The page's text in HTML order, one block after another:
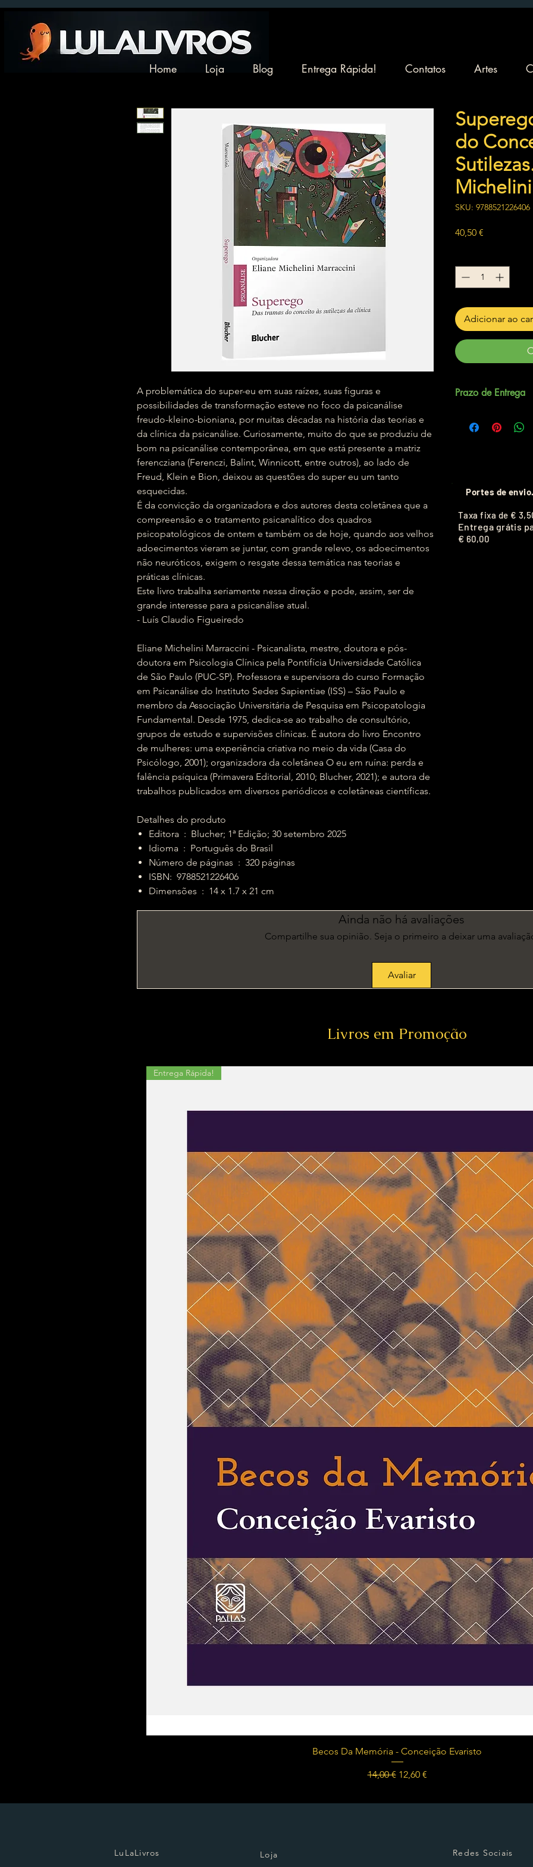
Home Loja Blog Entrega Rápida! Contatos Artes
A problemática do super-eu em suas raízes, suas figuras e
possibilidades de transformação esteve no foco da psicanálise
freudo-kleino-bioniana, por muitas décadas na história das teorias e
da clínica da psicanálise. Curiosamente, muito do que se produziu de
bom na psicanálise contemporânea, em que está presente a matriz
ferencziana (Ferenczi, Balint, Winnicott, entre outros), ao lado de
Freud, Klein e Bion, deixou as questões do super eu um tanto
esquecidas.
É da convicção da organizadora e dos autores desta coletânea que a
compreensão e o tratamento psicanalítico dos quadros
psicopatológicos de ontem e também os de hoje, quando aos velhos
adoecimentos vieram se juntar, com grande relevo, os adoecimentos
não neuróticos, exigem o resgate dessa temática nas teorias e
práticas clínicas.
Este livro trabalha seriamente nessa direção e pode, assim, ser de
grande interesse para a psicanálise atual.
- Luís Claudio Figueiredo
Eliane Michelini Marraccini - Psicanalista, mestre, doutora e pós-
doutora em Psicologia Clínica pela Pontifícia Universidade Católica
de São Paulo (PUC-SP). Professora e supervisora do cur­so Formação
em Psicanálise do Instituto Sedes Sapientiae (ISS) – São Paulo e
membro da Associação Universitária de Pesquisa em Psicopatologia
Fundamental. Desde 1975, dedica-se ao trabalho de consultório,
grupos de estudo e supervisões clínicas. É autora do li­vro Encontro
de mulheres: uma experiência criativa no meio da vida (Casa do
Psicólogo, 2001); organizadora da coletânea O eu em ruí­na: perda e
falência psíquica (Primavera Editorial, 2010; Blucher, 2021); e autora de
trabalhos publicados em diversos periódicos e coletâneas científicas.
Detalhes do produto
Editora ‏ : ‎ Blucher; 1ª Edição; 30 setembro 2025
Idioma ‏ : ‎ Português do Brasil
Número de páginas ‏ : ‎ 320 páginas
ISBN: ‎ 9788521226406
Dimensões ‏ : ‎ 14 x 1.7 x 21 cm
do
SKU: 9788521226406
40,50 €
Adicionar ao
Prazo de Entrega
Ainda não há avaliações
Compartilhe sua opinião. Seja o primeiro a deixar uma
Avaliar
Portes de
Taxa fixa de €
Entrega grátis
€ 60,00
Livros em Promoção
Visualização rápida
Entrega Rápida!
Becos Da Memória - Conceição Evaristo
Preço normal
14,00 € Preço promocional
12,60 €
LuLaLivros Loja Redes Sociais